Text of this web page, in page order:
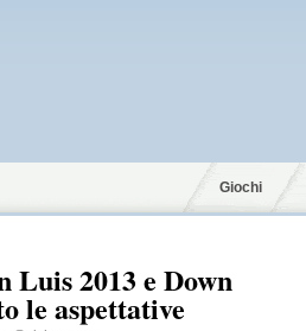
Giochi
Luis 2013 e Down
le aspettative